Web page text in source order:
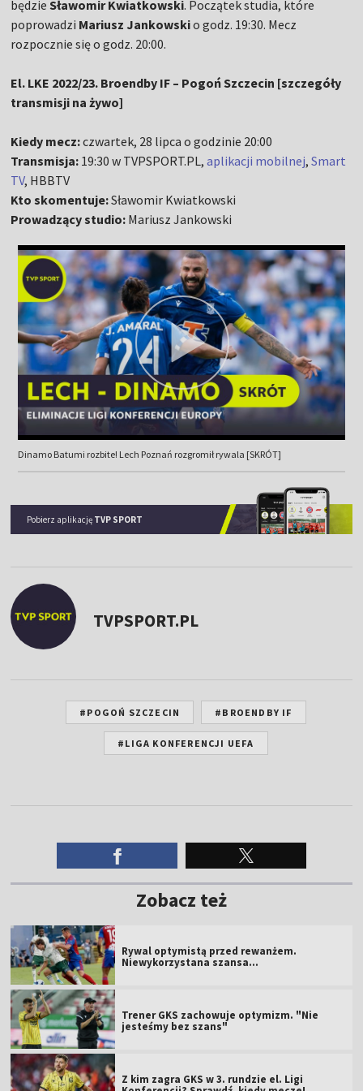
będzieSławomir Kwiatkowski. Początek studia, które
poprowadzi Mariusz Jankowskio godz. 19:30. Mecz
rozpocznie się o godz. 20:00.
El. LKE 2022/23. Broendby IF – Pogoń Szczecin [szczegóły
transmisji na żywo]
Kiedy mecz:czwartek, 28 lipca o godzinie 20:00
Transmisja: 19:30 w TVPSPORT.PL,aplikacji mobilnej,Smart
TV, HBBTV
Kto skomentuje:Sławomir Kwiatkowski
Prowadzący studio: Mariusz Jankowski
Dinamo Batumi rozbite! Lech Poznań rozgromił rywala [SKRÓT]
Pobierz aplikację TVP SPORT
TVPSPORT.PL
#POGOŃ SZCZECIN #BROENDBY IF
#LIGA KONFERENCJI UEFA
Zobacz też
Rywal optymistą przed rewanżem.
Niewykorzystana szansa...
Trener GKS zachowuje optymizm. "Nie
jesteśmy bez szans"
Z kim zagra GKS w 3. rundzie el. Ligi